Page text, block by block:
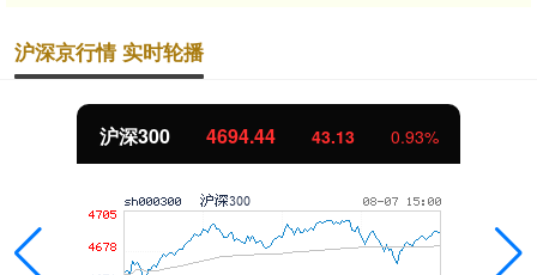
沪深京行情 实时轮播
沪深300 4694.44 43.13 0.93%